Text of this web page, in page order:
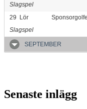
Slagspel
29 Lör
Slagspel
SEPTEMBER
Senaste inlägg